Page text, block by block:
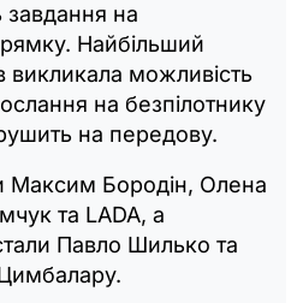
на
Найбільший
викликала можливість
на безпілотнику
на передову.
Максим Бородін, Олена
та LADA, а
Павло Шилько та